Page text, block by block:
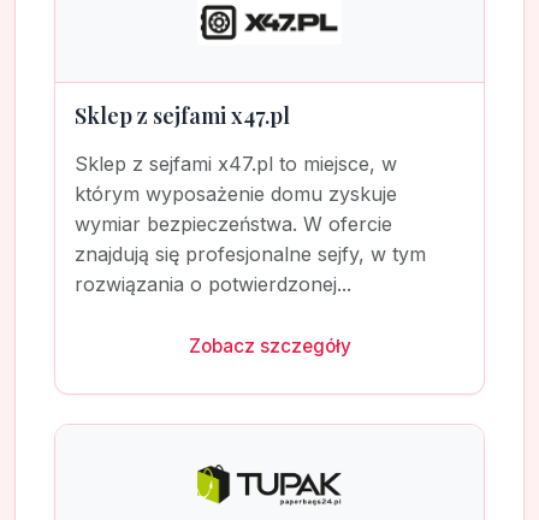
Sklep z sejfami x47.pl
Sklep z sejfami x47.pl to miejsce, w
którym wyposażenie domu zyskuje
wymiar bezpieczeństwa. W ofercie
znajdują się profesjonalne sejfy, w tym
rozwiązania o potwierdzonej...
Zobacz szczegóły